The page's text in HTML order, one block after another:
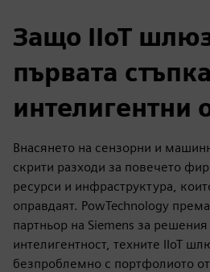
Защо IIoT
първата
интелигентни
Внасянето на сензорни и
скрити разходи за повечето
ресурси и инфраструктура,
оправдаят. PowTechnology
партньор на Siemens за
интелигентност, техните IIoT
безпроблемно с портфолиото